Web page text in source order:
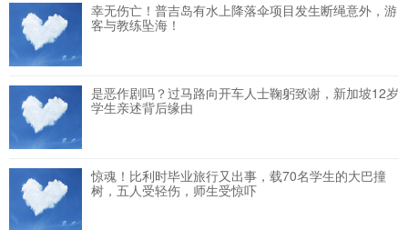
幸无伤亡！普吉岛有水上降落伞项目发生断绳意外，游
客与教练坠海！
是恶作剧吗？过马路向开车人士鞠躬致谢，新加坡12岁
学生亲述背后缘由
惊魂！比利时毕业旅行又出事，载70名学生的大巴撞
树，五人受轻伤，师生受惊吓